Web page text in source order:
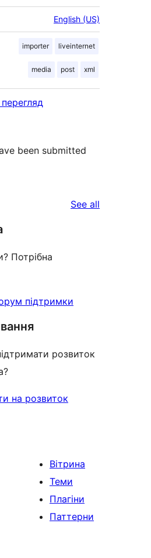
English (US)
importer liveinternet
media post xml
been submitted
See all
Потрібна
підтримки
розвиток
на розвиток
Вітрина
Теми
Плагіни
Паттерни